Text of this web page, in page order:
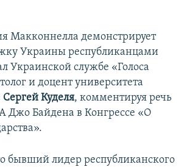
Макконнелла демонстрирует
Украины республиканцами
Украинской службе «Голоса
и доцент университета
Сергей Куделя, комментируя речь
Джо Байдена в Конгрессе «О
бывший лидер республиканского